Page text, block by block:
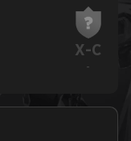
X-C
-